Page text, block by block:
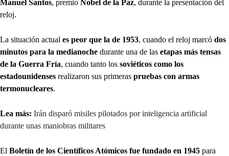
Manuel Santos, premio Nobel de la Paz, durante la presentación del
reloj.
La situación actual es peor que la de 1953, cuando el reloj marcó dos
minutos para la medianoche durante una de las etapas más tensas
de la Guerra Fría, cuando tanto los soviéticos como los
estadounidenses realizaron sus primeras pruebas con armas
termonucleares.
Lea más: Irán disparó misiles pilotados por inteligencia artificial
durante unas maniobras militares
El Boletín de los Científicos Atómicos fue fundado en 1945 para